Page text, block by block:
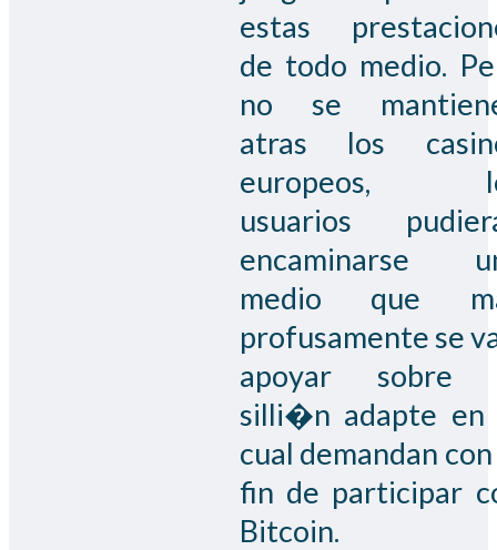
estas
de todo medio.
no se
atras los
europeos,
usuarios
encaminarse
medio que
profusamente se
apoyar sobre
silli�n adapte en
cual demandan
fin de participar
Bitcoin.